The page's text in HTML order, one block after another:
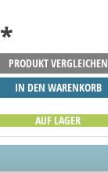
*
PRODUKT VERGLEICHEN
IN DEN WARENKORB
AUF LAGER